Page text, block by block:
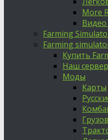
More
Farming
Farming
Купить
Наш
Моды
Карты